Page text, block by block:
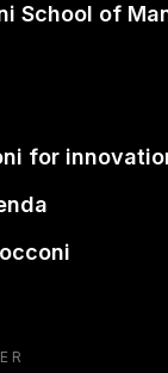
School of
for